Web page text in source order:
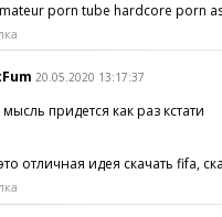
porn tube hardcore porn
20.05.2020 13:17:37
придется как раз кстати
отличная идея скачать fifa,